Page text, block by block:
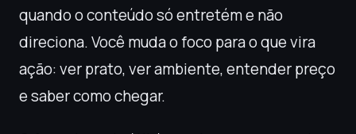
quando o conteúdo só entretém e não
direciona. Você muda o foco para o que vira
ação: ver prato, ver ambiente, entender preço
e saber como chegar.